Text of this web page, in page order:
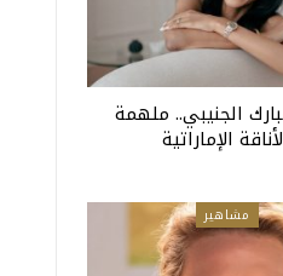
الجنيبي.. ملهمة
الإماراتية
مشاهير